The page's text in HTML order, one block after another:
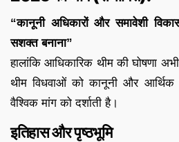
“कानूनी अधिकारों और समावेशी
सशक्त बनाना”
हालांकि आधिकारिक थीम की घोषणा
थीम विधवाओं को कानूनी और
वैश्विक मांग को दर्शाती है।
इतिहास और पृष्ठभूमि